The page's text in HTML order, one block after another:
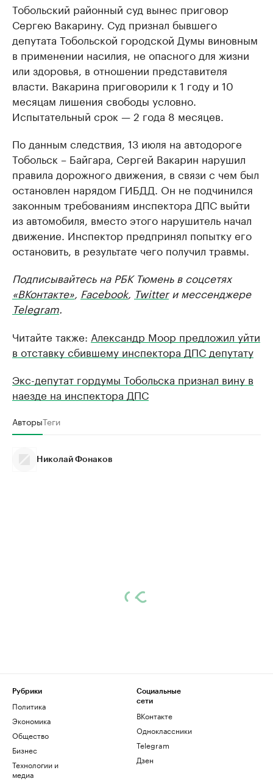
Тобольский районный суд вынес приговор
Сергею Вакарину. Суд признал бывшего
депутата Тобольской городской Думы виновным
в применении насилия, не опасного для жизни
или здоровья, в отношении представителя
власти. Вакарина приговорили к 1 году и 10
месяцам лишения свободы условно.
Испытательный срок — 2 года 8 месяцев.
По данным следствия, 13 июля на автодороге
Тобольск – Байгара, Сергей Вакарин нарушил
правила дорожного движения, в связи с чем был
остановлен нарядом ГИБДД. Он не подчинился
законным требованиям инспектора ДПС выйти
из автомобиля, вместо этого нарушитель начал
движение. Инспектор предпринял попытку его
остановить, в результате чего получил травмы.
Подписывайтесь на РБК Тюмень в соцсетях
«ВКонтакте», Facebook, Twitterи мессенджере
Telegram.
Читайте также: Александр Моор предложил уйти
в отставку сбившему инспектора ДПС депутату
Экс-депутат гордумы Тобольска признал вину в
наезде на инспектора ДПС
АвторыТеги
Николай Фонаков
Рубрики
Политика
Экономика
Общество
Бизнес
Технологии и
медиа
Социальные
сети
ВКонтакте
Одноклассники
Telegram
Дзен